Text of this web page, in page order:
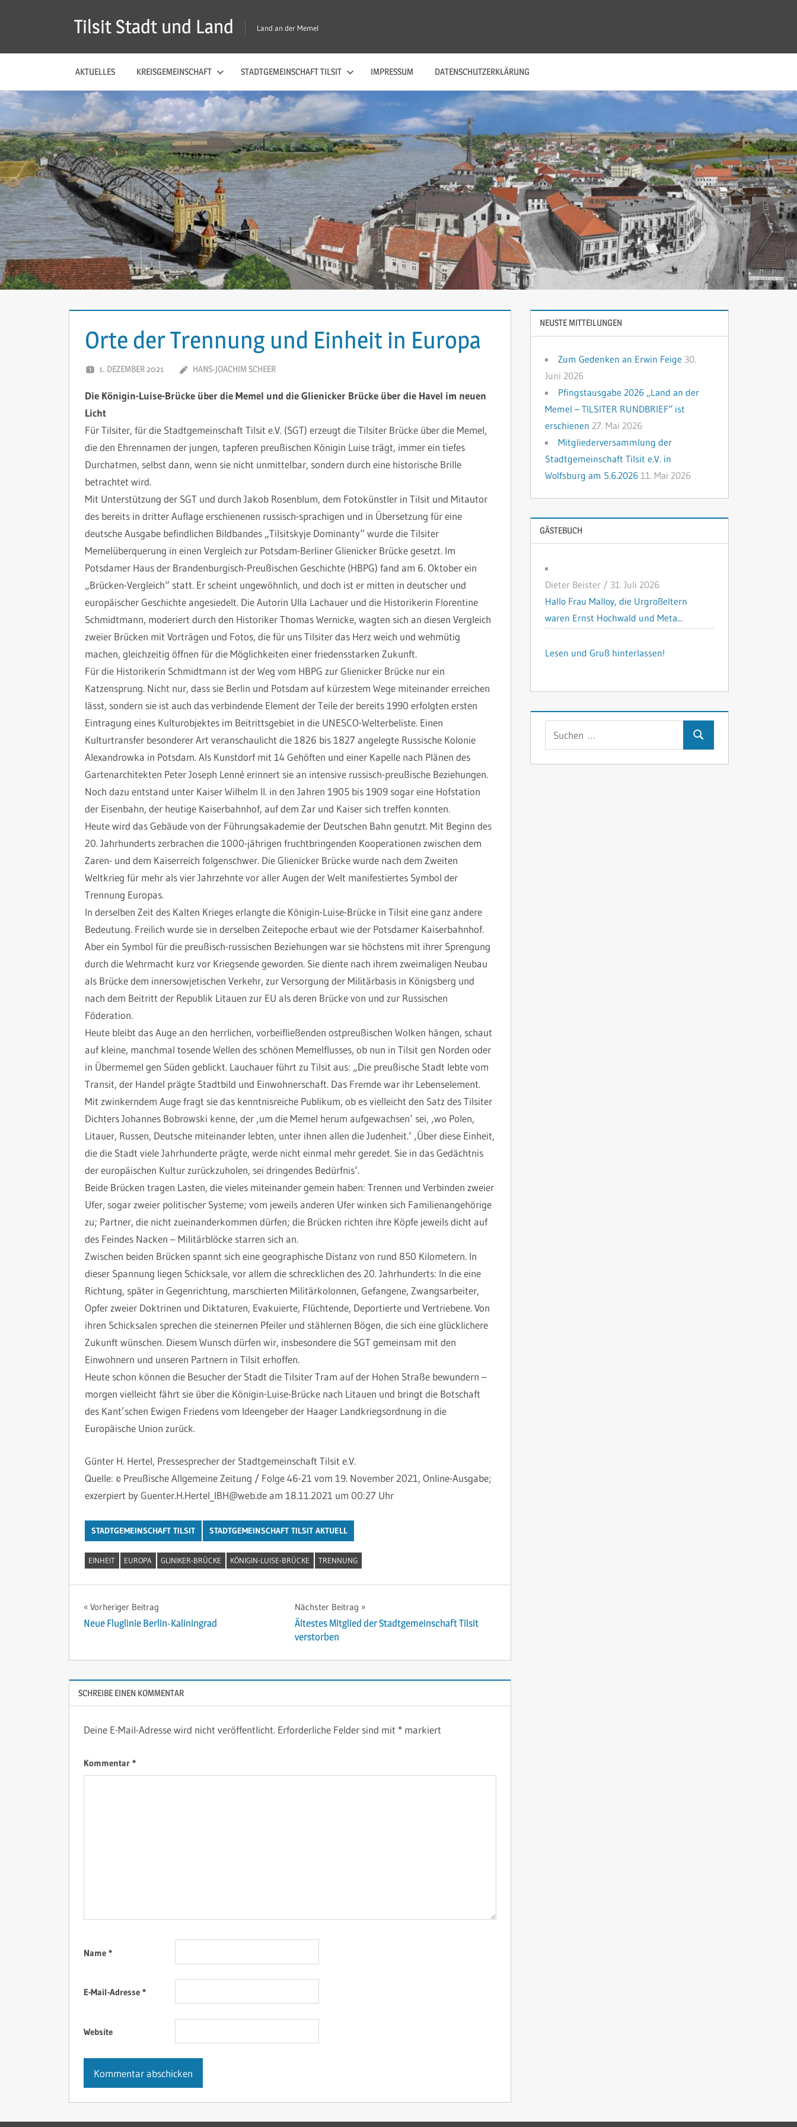
Tilsit Stadt und Land Land an der Memel
AKTUELLES KREISGEMEINSCHAFT STADTGEMEINSCHAFT TILSIT IMPRESSUM DATENSCHUTZERKLÄRUNG
Orte der Trennung und Einheit in Europa
1. DEZEMBER 2021 HANS-JOACHIM SCHEER
Die Königin-Luise-Brücke über die Memel und die Glienicker Brücke über die Havel im neuen
Licht
Für Tilsiter, für die Stadtgemeinschaft Tilsit e.V. (SGT) erzeugt die Tilsiter Brücke über die Memel,
die den Ehrennamen der jungen, tapferen preußischen Königin Luise trägt, immer ein tiefes
Durchatmen, selbst dann, wenn sie nicht unmittelbar, sondern durch eine historische Brille
betrachtet wird.
Mit Unterstützung der SGT und durch Jakob Rosenblum, dem Fotokünstler in Tilsit und Mitautor
des bereits in dritter Auflage erschienenen russisch-sprachigen und in Übersetzung für eine
deutsche Ausgabe befindlichen Bildbandes „Tilsitskyje Dominanty“ wurde die Tilsiter
Memelüberquerung in einen Vergleich zur Potsdam-Berliner Glienicker Brücke gesetzt. Im
Potsdamer Haus der Brandenburgisch-Preußischen Geschichte (HBPG) fand am 6. Oktober ein
„Brücken-Vergleich“ statt. Er scheint ungewöhnlich, und doch ist er mitten in deutscher und
europäischer Geschichte angesiedelt. Die Autorin Ulla Lachauer und die Historikerin Florentine
Schmidtmann, moderiert durch den Historiker Thomas Wernicke, wagten sich an diesen Vergleich
zweier Brücken mit Vorträgen und Fotos, die für uns Tilsiter das Herz weich und wehmütig
machen, gleichzeitig öffnen für die Möglichkeiten einer friedensstarken Zukunft.
Für die Historikerin Schmidtmann ist der Weg vom HBPG zur Glienicker Brücke nur ein
Katzensprung. Nicht nur, dass sie Berlin und Potsdam auf kürzestem Wege miteinander erreichen
lässt, sondern sie ist auch das verbindende Element der Teile der bereits 1990 erfolgten ersten
Eintragung eines Kulturobjektes im Beitrittsgebiet in die UNESCO-Welterbeliste. Einen
Kulturtransfer besonderer Art veranschaulicht die 1826 bis 1827 angelegte Russische Kolonie
Alexandrowka in Potsdam. Als Kunstdorf mit 14 Gehöften und einer Kapelle nach Plänen des
Gartenarchitekten Peter Joseph Lenné erinnert sie an intensive russisch-preußische Beziehungen.
Noch dazu entstand unter Kaiser Wilhelm II. in den Jahren 1905 bis 1909 sogar eine Hofstation
der Eisenbahn, der heutige Kaiserbahnhof, auf dem Zar und Kaiser sich treffen konnten.
Heute wird das Gebäude von der Führungsakademie der Deutschen Bahn genutzt. Mit Beginn des
20. Jahrhunderts zerbrachen die 1000-jährigen fruchtbringenden Kooperationen zwischen dem
Zaren- und dem Kaiserreich folgenschwer. Die Glienicker Brücke wurde nach dem Zweiten
Weltkrieg für mehr als vier Jahrzehnte vor aller Augen der Welt manifestiertes Symbol der
Trennung Europas.
In derselben Zeit des Kalten Krieges erlangte die Königin-Luise-Brücke in Tilsit eine ganz andere
Bedeutung. Freilich wurde sie in derselben Zeitepoche erbaut wie der Potsdamer Kaiserbahnhof.
Aber ein Symbol für die preußisch-russischen Beziehungen war sie höchstens mit ihrer Sprengung
durch die Wehrmacht kurz vor Kriegsende geworden. Sie diente nach ihrem zweimaligen Neubau
als Brücke dem innersowjetischen Verkehr, zur Versorgung der Militärbasis in Königsberg und
nach dem Beitritt der Republik Litauen zur EU als deren Brücke von und zur Russischen
Föderation.
Heute bleibt das Auge an den herrlichen, vorbeifließenden ostpreußischen Wolken hängen, schaut
auf kleine, manchmal tosende Wellen des schönen Memelflusses, ob nun in Tilsit gen Norden oder
in Übermemel gen Süden geblickt. Lauchauer führt zu Tilsit aus: „Die preußische Stadt lebte vom
Transit, der Handel prägte Stadtbild und Einwohnerschaft. Das Fremde war ihr Lebenselement.
Mit zwinkerndem Auge fragt sie das kenntnisreiche Publikum, ob es vielleicht den Satz des Tilsiter
Dichters Johannes Bobrowski kenne, der ‚um die Memel herum aufgewachsen‘ sei, ‚wo Polen,
Litauer, Russen, Deutsche miteinander lebten, unter ihnen allen die Judenheit.‘ ‚Über diese Einheit,
die die Stadt viele Jahrhunderte prägte, werde nicht einmal mehr geredet. Sie in das Gedächtnis
der europäischen Kultur zurückzuholen, sei dringendes Bedürfnis‘.
Beide Brücken tragen Lasten, die vieles miteinander gemein haben: Trennen und Verbinden zweier
Ufer, sogar zweier politischer Systeme; vom jeweils anderen Ufer winken sich Familienangehörige
zu; Partner, die nicht zueinanderkommen dürfen; die Brücken richten ihre Köpfe jeweils dicht auf
des Feindes Nacken – Militärblöcke starren sich an.
Zwischen beiden Brücken spannt sich eine geographische Distanz von rund 850 Kilometern. In
dieser Spannung liegen Schicksale, vor allem die schrecklichen des 20. Jahrhunderts: In die eine
Richtung, später in Gegenrichtung, marschierten Militärkolonnen, Gefangene, Zwangsarbeiter,
Opfer zweier Doktrinen und Diktaturen, Evakuierte, Flüchtende, Deportierte und Vertriebene. Von
ihren Schicksalen sprechen die steinernen Pfeiler und stählernen Bögen, die sich eine glücklichere
Zukunft wünschen. Diesem Wunsch dürfen wir, insbesondere die SGT gemeinsam mit den
Einwohnern und unseren Partnern in Tilsit erhoffen.
Heute schon können die Besucher der Stadt die Tilsiter Tram auf der Hohen Straße bewundern –
morgen vielleicht fährt sie über die Königin-Luise-Brücke nach Litauen und bringt die Botschaft
des Kant’schen Ewigen Friedens vom Ideengeber der Haager Landkriegsordnung in die
Europäische Union zurück.
Günter H. Hertel, Pressesprecher der Stadtgemeinschaft Tilsit e.V.
Quelle: © Preußische Allgemeine Zeitung / Folge 46-21 vom 19. November 2021, Online-Ausgabe;
exzerpiert by Guenter.H.Hertel_IBH@web.de am 18.11.2021 um 00:27 Uhr
STADTGEMEINSCHAFT TILSIT STADTGEMEINSCHAFT TILSIT AKTUELL
EINHEIT EUROPA GLINIKER-BRÜCKE KÖNIGIN-LUISE-BRÜCKE TRENNUNG
Beitragsnavigation
Vorheriger Beitrag
Neue Fluglinie Berlin-Kaliningrad
Nächster Beitrag
Ältestes Mitglied der Stadtgemeinschaft Tilsit
verstorben
SCHREIBE EINEN KOMMENTAR
Deine E-Mail-Adresse wird nicht veröffentlicht. Erforderliche Felder sind mit * markiert
Kommentar *
Name *
E-Mail-Adresse *
Website
NEUSTE MITTEILUNGEN
Zum Gedenken an Erwin Feige 30.
Juni 2026
Pfingstausgabe 2026 „Land an der
Memel – TILSITER RUNDBRIEF“ ist
erschienen 27. Mai 2026
Mitgliederversammlung der
Stadtgemeinschaft Tilsit e.V. in
Wolfsburg am 5.6.2026 11. Mai 2026
GÄSTEBUCH
Dieter Beister / 31. Juli 2026
Hallo Frau Malloy, die Urgroßeltern
waren Ernst Hochwald und Meta...
Lesen und Gruß hinterlassen!
Suchen